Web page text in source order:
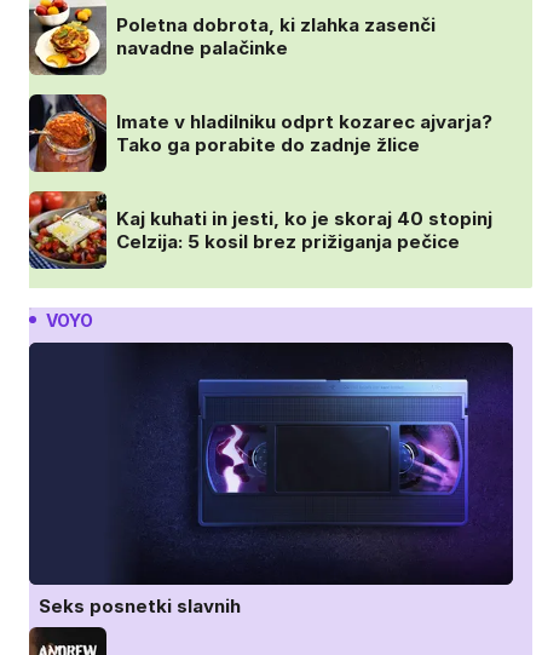
Poletna dobrota, ki zlahka zasenči
navadne palačinke
Imate v hladilniku odprt kozarec ajvarja?
Tako ga porabite do zadnje žlice
Kaj kuhati in jesti, ko je skoraj 40 stopinj
Celzija: 5 kosil brez prižiganja pečice
VOYO
Seks posnetki slavnih